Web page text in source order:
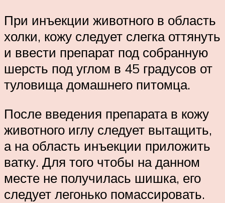
При инъекции животного в область
холки, кожу следует слегка оттянуть
и ввести препарат под собранную
шерсть под углом в 45 градусов от
туловища домашнего питомца.
После введения препарата в кожу
животного иглу следует вытащить,
а на область инъекции приложить
ватку. Для того чтобы на данном
месте не получилась шишка, его
следует легонько помассировать.